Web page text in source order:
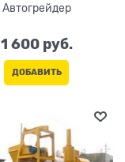
Автогрейдер
1 600 руб.
ДОБАВИТЬ